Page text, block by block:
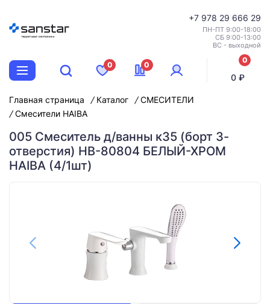
+7 978 29 666 29
ПН-ПТ 9:00-18:00
СБ 9:00-13:00
ВС - выходной
0 0
0
позиций
0 ₽
Главная страница Каталог
СМЕСИТЕЛИ
Смесители HAIBA
005 Смеситель д/ванны к35 (борт 3-
отверстия) HB-80804 БЕЛЫЙ-ХРОМ
HAIBA (4/1шт)